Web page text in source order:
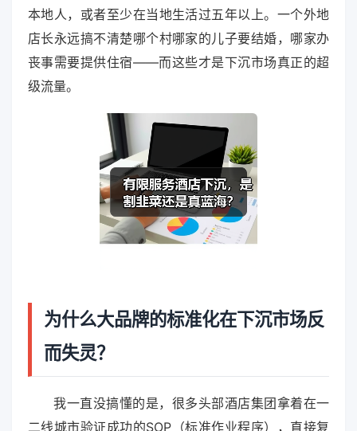
本地人，或者至少在当地生活过五年以上。一个外地
店长永远搞不清楚哪个村哪家的儿子要结婚，哪家办
丧事需要提供住宿——而这些才是下沉市场真正的超
级流量。
为什么大品牌的标准化在下沉市场反
而失灵？
我一直没搞懂的是，很多头部酒店集团拿着在一
二线城市验证成功的SOP（标准作业程序），直接复